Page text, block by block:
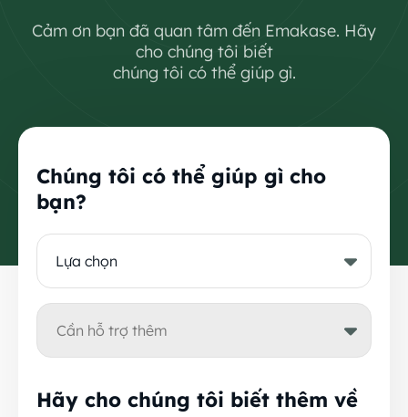
Cảm ơn bạn đã quan tâm đến Emakase. Hãy
cho chúng tôi biết
chúng tôi có thể giúp gì.
Chúng tôi có thể giúp gì cho
bạn?
Hãy cho chúng tôi biết thêm về